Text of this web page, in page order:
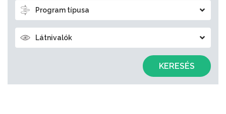
Program típusa
Látnivalók
KERESÉS